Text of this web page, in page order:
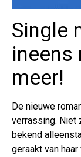
Single
ineens
meer!
De nieuwe
verrassing. Niet
bekend
geraakt van